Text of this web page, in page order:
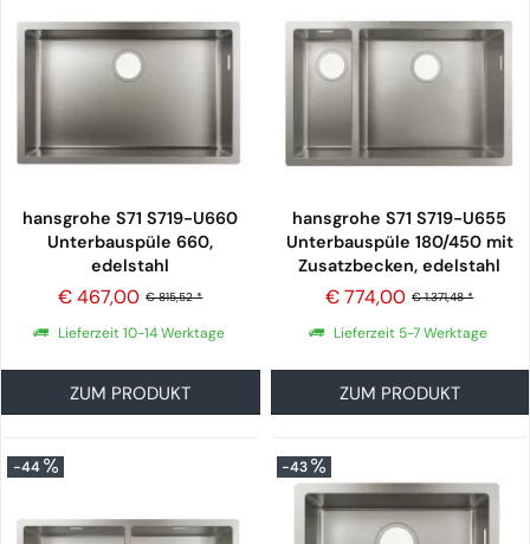
hansgrohe S71 S719-U660
Unterbauspüle 660,
edelstahl
€ 815,52 *
€ 467,00
Lieferzeit 10-14 Werktage
ZUM PRODUKT
hansgrohe S71 S719-U655
Unterbauspüle 180/450 mit
Zusatzbecken, edelstahl
€ 1.371,48 *
€ 774,00
Lieferzeit 5-7 Werktage
ZUM PRODUKT
-44 -43